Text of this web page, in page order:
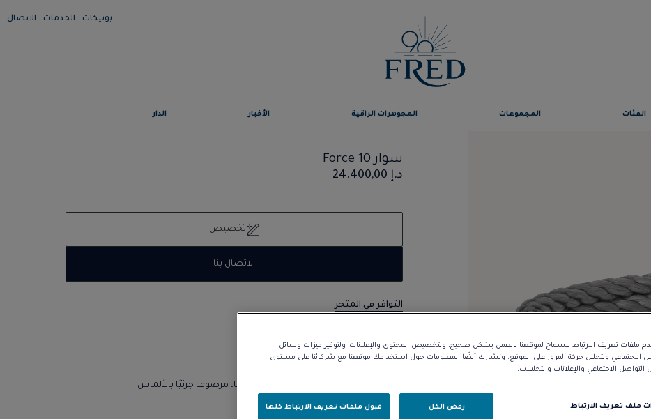
بوتيكات الخدمات الاتصال
الفئات المجموعات المجوهرات الراقية الأخبار الدار
سوار Force 10
د.إ 24.400,00
تخصيص
الاتصال بنا
التوافر في المتجر
الوصف التفاصيل
ملفات تعريف الارتباط للسماح لموقعنا بالعمل بشكل صحيح، ولتخصيص المحتوى والإعلانات، ولتوفير ميزات وسائل
الاجتماعي ولتحليل حركة المرور على الموقع. ونشارك أيضًا المعلومات حول استخدامك موقعنا مع شركائنا على مستوى
التواصل الاجتماعي والإعلانات والتحليلات.
ملف تعريف الارتباط رفض الكل قبول ملفات تعريف الارتباط كلها